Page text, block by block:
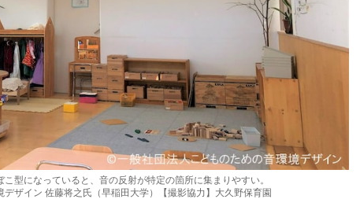
型になっていると、音の反射が特定の箇所に集まりやすい。
デザイン 佐藤将之氏（早稲田大学）【撮影協力】大久野保育園